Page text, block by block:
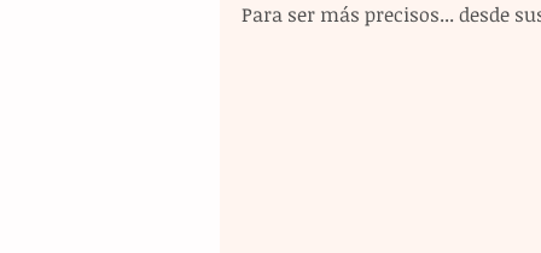
Para ser más precisos... desde